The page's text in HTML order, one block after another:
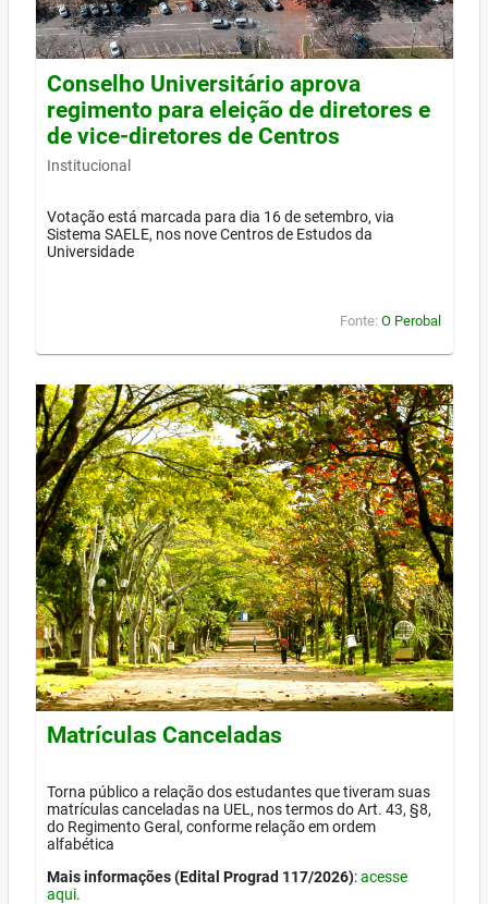
Conselho Universitário aprova
regimento para eleição de diretores e
de vice-diretores de Centros
Institucional
Votação está marcada para dia 16 de setembro, via
Sistema SAELE, nos nove Centros de Estudos da
Universidade
Fonte: O Perobal
Matrículas Canceladas
Torna público a relação dos estudantes que tiveram suas
matrículas canceladas na UEL, nos termos do Art. 43, §8,
do Regimento Geral, conforme relação em ordem
alfabética
Mais informações (Edital Prograd 117/2026):acesse
aqui.